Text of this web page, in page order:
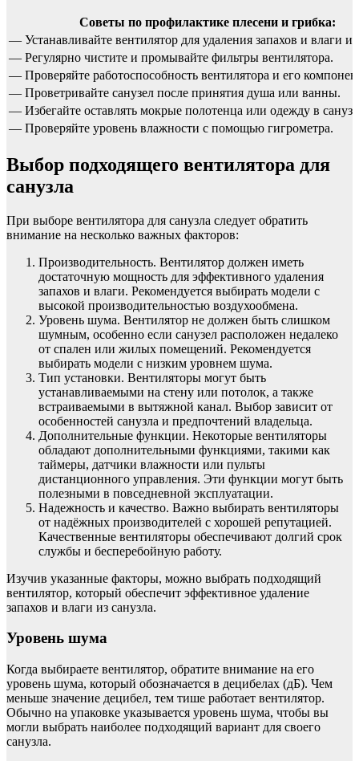
Советы по профилактике плесени и грибка:
— Устанавливайте вентилятор для удаления запахов и влаги из
— Регулярно чистите и промывайте фильтры вентилятора.
— Проверяйте работоспособность вентилятора и его
— Проветривайте санузел после принятия душа или ванны.
— Избегайте оставлять мокрые полотенца или одежду в
— Проверяйте уровень влажности с помощью гигрометра.
Выбор подходящего вентилятора для
санузла
При выборе вентилятора для санузла следует обратить
внимание на несколько важных факторов:
Производительность. Вентилятор должен иметь
достаточную мощность для эффективного удаления
запахов и влаги. Рекомендуется выбирать модели с
высокой производительностью воздухообмена.
Уровень шума. Вентилятор не должен быть слишком
шумным, особенно если санузел расположен недалеко
от спален или жилых помещений. Рекомендуется
выбирать модели с низким уровнем шума.
Тип установки. Вентиляторы могут быть
устанавливаемыми на стену или потолок, а также
встраиваемыми в вытяжной канал. Выбор зависит от
особенностей санузла и предпочтений владельца.
Дополнительные функции. Некоторые вентиляторы
обладают дополнительными функциями, такими как
таймеры, датчики влажности или пульты
дистанционного управления. Эти функции могут быть
полезными в повседневной эксплуатации.
Надежность и качество. Важно выбирать вентиляторы
от надёжных производителей с хорошей репутацией.
Качественные вентиляторы обеспечивают долгий срок
службы и бесперебойную работу.
Изучив указанные факторы, можно выбрать подходящий
вентилятор, который обеспечит эффективное удаление
запахов и влаги из санузла.
Уровень шума
Когда выбираете вентилятор, обратите внимание на его
уровень шума, который обозначается в децибелах (дБ). Чем
меньше значение децибел, тем тише работает вентилятор.
Обычно на упаковке указывается уровень шума, чтобы вы
могли выбрать наиболее подходящий вариант для своего
санузла.